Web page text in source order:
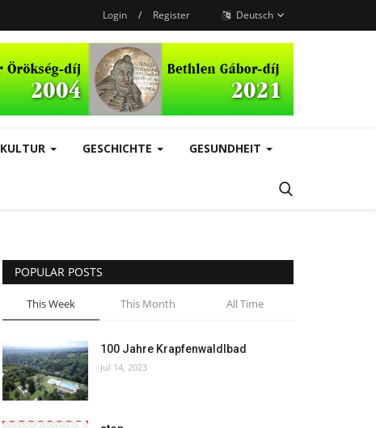
Login / Register Deutsch
KULTUR GESCHICHTE GESUNDHEIT
POPULAR POSTS
This Week This Month All Time
100 Jahre Krapfenwaldlbad
Jul 14, 2023